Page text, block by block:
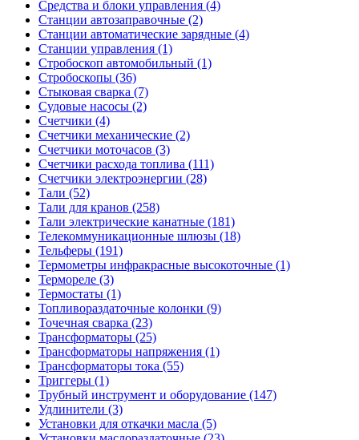
Средства и блоки управления (4)
Станции автозаправочные (2)
Станции автоматические зарядные (4)
Станции управления (1)
Стробоскоп автомобильный (1)
Стробоскопы (36)
Стыковая сварка (7)
Судовые насосы (2)
Счетчики (4)
Счетчики механические (2)
Счетчики моточасов (3)
Счетчики расхода топлива (111)
Счетчики электроэнергии (28)
Тали (52)
Тали для кранов (258)
Тали электрические канатные (181)
Телекоммуникационные шлюзы (18)
Тельферы (191)
Термометры инфракрасные высокоточные (1)
Термореле (3)
Термостаты (1)
Топливораздаточные колонки (9)
Точечная сварка (23)
Трансформаторы (25)
Трансформаторы напряжения (1)
Трансформаторы тока (55)
Триггеры (1)
Трубный инструмент и оборудование (147)
Удлинители (3)
Установки для откачки масла (5)